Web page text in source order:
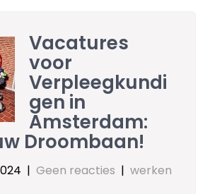
Vacatures
voor
Verpleegkundi
gen in
Amsterdam:
Droombaan!
| Geen reacties | werken